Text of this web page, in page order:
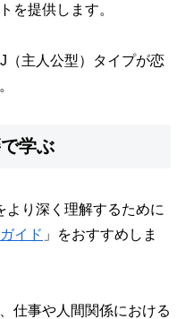
を提供します。
（主人公型）タイプが恋
学ぶ
より深く理解するために
イド 」をおすすめしま
仕事や人間関係における